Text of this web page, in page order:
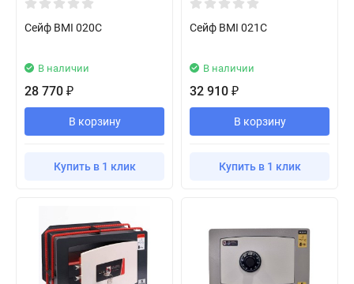
Сейф BMI 020С
В наличии
28 770 ₽
В корзину
Купить в 1 клик
Сейф BMI 021С
В наличии
32 910 ₽
В корзину
Купить в 1 клик